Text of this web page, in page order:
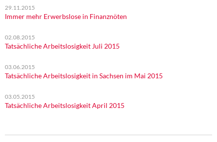
29.11.2015
Immer mehr Erwerbslose in Finanznöten
02.08.2015
Tatsächliche Arbeitslosigkeit Juli 2015
03.06.2015
Tatsächliche Arbeitslosigkeit in Sachsen im Mai 2015
03.05.2015
Tatsächliche Arbeitslosigkeit April 2015